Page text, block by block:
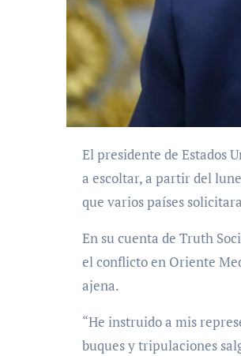
El presidente de Estados Unidos, Donald Trump, anunció este domingo que su Gobierno comenzará
a escoltar, a partir del
que varios países
En su cuenta de Truth
el conflicto en Oriente
ajena.
“He instruido a mis
buques y tripulaciones